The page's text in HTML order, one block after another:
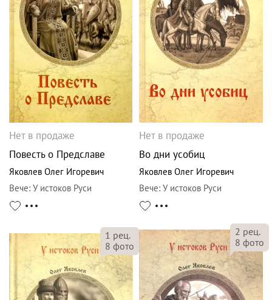
Нет в продаже
Повесть о Предславе
Яковлев Олег Игоревич
Вече: У истоков Руси
Нет в продаже
Во дни усобиц
Яковлев Олег Игоревич
Вече: У истоков Руси
1 рец.
8 фото
2 рец.
8 фото